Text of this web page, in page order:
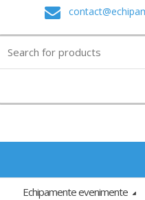
Echipamente evenimente